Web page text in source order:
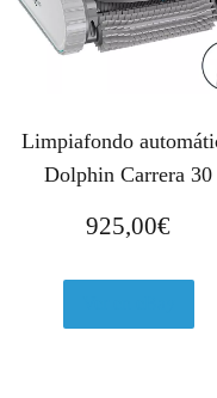
Limpiafondo
Dolphin Carrera 30
925,00€